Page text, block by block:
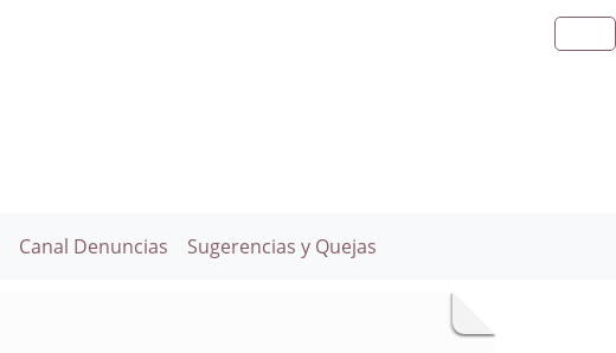
Canal Denuncias Sugerencias y Quejas